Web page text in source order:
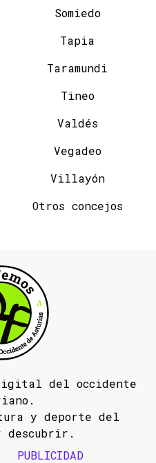
Somiedo
Tapia
Taramundi
Tineo
Valdés
Vegadeo
Villayón
Otros concejos
del occidente
y deporte del
descubrir.
PUBLICIDAD